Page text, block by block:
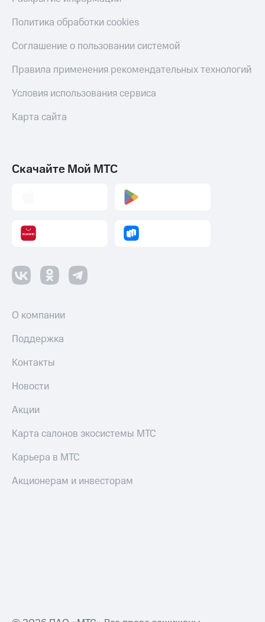
Политика обработки cookies
Соглашение о пользовании системой
Правила применения рекомендательных технологий
Условия использования сервиса
Карта сайта
Скачайте Мой МТС
О компании
Поддержка
Контакты
Новости
Акции
Карта салонов экосистемы МТС
Карьера в МТС
Акционерам и инвесторам